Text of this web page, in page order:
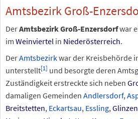
Amtsbezirk Groß-
DerAmtsbezirk Groß-Enzersdorfwar
im Weinviertel in Niederösterreich.
DerAmtsbezirkwar der Kreisbehörde
unterstellt[1] und besorgte deren
Zuständigkeit erstreckte sich neben
damaligen Gemeinden Andlersdorf,
Breitstetten, Eckartsau, Essling,